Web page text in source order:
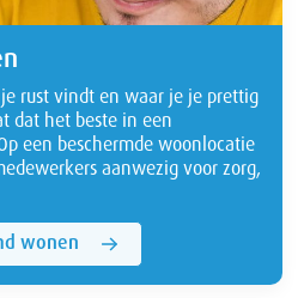
rust vindt en waar je je prettig
dat het beste in een
een beschermde woonlocatie
aanwezig voor zorg,
wonen